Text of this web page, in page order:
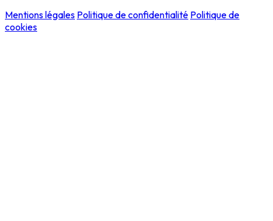
Mentions légales Politique de confidentialité Politique de
cookies